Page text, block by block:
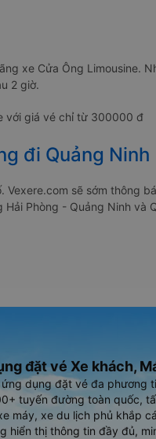
xe Cửa Ông Limousine.
2 giờ.
với giá vé chỉ từ 300000 đ
đi Quảng Ninh
sẽ sớm thông
Phòng - Quảng Ninh và
đặt vé Xe khách,
ứng dụng đặt vé đa phương
tuyến đường toàn quốc,
máy, xe du lịch phủ khắp
hiển thị thông tin đầy đủ,